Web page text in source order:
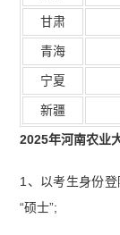
甘肃
青海
宁夏
新疆
2025年河南农业
1、以考生身份
“硕士”;